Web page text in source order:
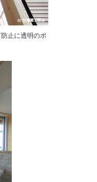
止に透明のポ